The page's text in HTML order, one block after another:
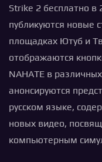
Strike 2 бесплатно в
публикуются новые
площадках Ютуб и
отображаются
NAHATE в
анонсируются
русском языке,
новых видео,
компьютерным